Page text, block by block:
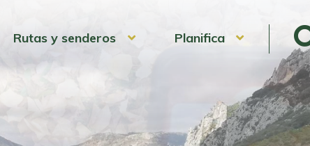
Rutas y senderos Planifica